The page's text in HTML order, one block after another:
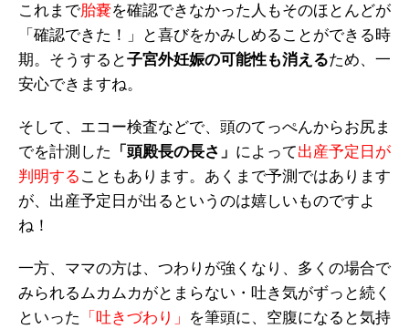
これまで胎嚢を確認できなかった人もそのほとんどが
「確認できた！」と喜びをかみしめることができる時
期。そうすると子宮外妊娠の可能性も消えるため、一
安心できますね。
そして、エコー検査などで、頭のてっぺんからお尻ま
でを計測した
「頭殿長の長さ」 によって出産予定日が
判明する こともあります。あくまで予測ではあります
が、出産予定日が出るというのは嬉しいものですよ
ね！
一方、ママの方は、つわりが強くなり、多くの場合で
みられるムカムカがとまらない・吐き気がずっと続く
といった
「吐きづわり」
を筆頭に、空腹になると気持